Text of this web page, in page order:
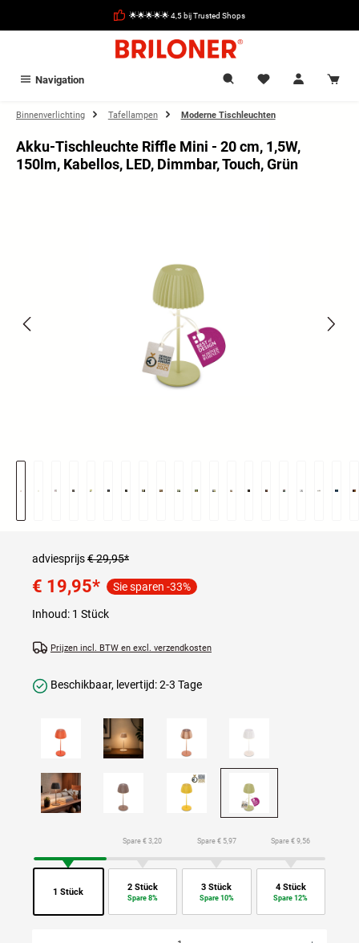
🌟🌟🌟🌟🌟 4,5 bij Trusted Shops
Navigation
Binnenverlichting Tafellampen Moderne Tischleuchten
Akku-Tischleuchte Riffle Mini - 20 cm, 1,5W,
150lm, Kabellos, LED, Dimmbar, Touch, Grün
adviesprijs€ 29,95*
€ 19,95* Sie sparen -33%
Inhoud: 1 Stück
Prijzen incl. BTW en excl. verzendkosten
Beschikbaar, levertijd: 2-3 Tage
1 Stück
Spare € 3,20
2 Stück
Spare 8%
Spare € 5,97
3 Stück
Spare 10%
Spare € 9,56
4 Stück
Spare 12%